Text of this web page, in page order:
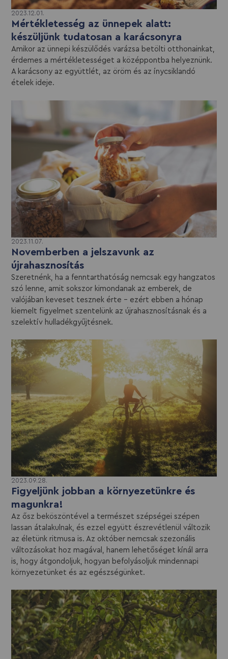
2023.12.01.
Mértékletesség az ünnepek alatt:
készüljünk tudatosan a karácsonyra
Amikor az ünnepi készülődés varázsa betölti otthonainkat,
érdemes a mértékletességet a középpontba helyeznünk.
A karácsony az együttlét, az öröm és az ínycsiklandó
ételek ideje.
2023.11.07.
Novemberben a jelszavunk az
újrahasznosítás
Szeretnénk, ha a fenntarthatóság nemcsak egy hangzatos
szó lenne, amit sokszor kimondanak az emberek, de
valójában keveset tesznek érte – ezért ebben a hónap
kiemelt figyelmet szentelünk az újrahasznosításnak és a
szelektív hulladékgyűjtésnek.
2023.09.28.
Figyeljünk jobban a környezetünkre és
magunkra!
Az ősz beköszöntével a természet szépségei szépen
lassan átalakulnak, és ezzel együtt észrevétlenül változik
az életünk ritmusa is. Az október nemcsak szezonális
változásokat hoz magával, hanem lehetőséget kínál arra
is, hogy átgondoljuk, hogyan befolyásoljuk mindennapi
környezetünket és az egészségünket.